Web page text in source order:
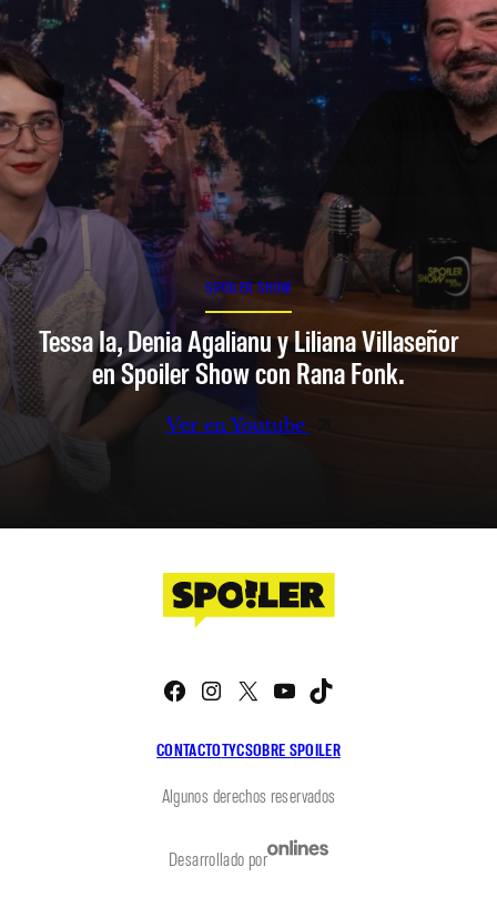
SPOILER SHOW
Tessa Ia, Denia Agalianu y Liliana Villaseñor
en Spoiler Show con Rana Fonk.
Ver en Youtube
CONTACTOTYCSOBRE SPOILER
Facebook
Instagram
X YouTube
Algunos derechos reservados
Desarrollado por